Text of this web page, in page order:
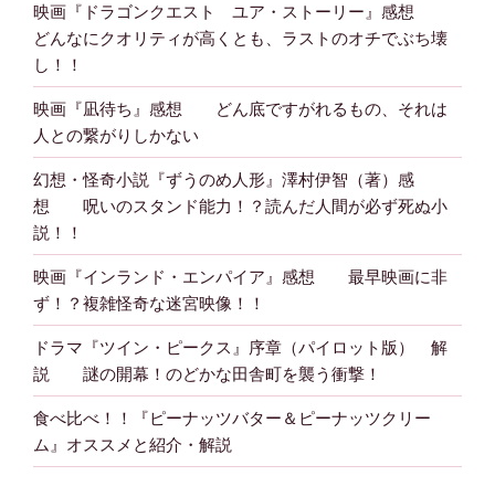
映画『ドラゴンクエスト ユア・ストーリー』感想
どんなにクオリティが高くとも、ラストのオチでぶち壊
し！！
映画『凪待ち』感想 どん底ですがれるもの、それは
人との繋がりしかない
幻想・怪奇小説『ずうのめ人形』澤村伊智（著）感
想 呪いのスタンド能力！？読んだ人間が必ず死ぬ小
説！！
映画『インランド・エンパイア』感想 最早映画に非
ず！？複雑怪奇な迷宮映像！！
ドラマ『ツイン・ピークス』序章（パイロット版） 解
説 謎の開幕！のどかな田舎町を襲う衝撃！
食べ比べ！！『ピーナッツバター＆ピーナッツクリー
ム』オススメと紹介・解説